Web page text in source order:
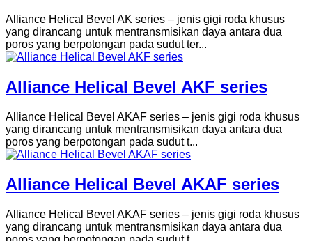
Alliance Helical Bevel AK series – jenis gigi roda khusus
yang dirancang untuk mentransmisikan daya antara dua
poros yang berpotongan pada sudut ter...
Alliance Helical Bevel AKF series
Alliance Helical Bevel AKAF series – jenis gigi roda khusus
yang dirancang untuk mentransmisikan daya antara dua
poros yang berpotongan pada sudut t...
Alliance Helical Bevel AKAF series
Alliance Helical Bevel AKAF series – jenis gigi roda khusus
yang dirancang untuk mentransmisikan daya antara dua